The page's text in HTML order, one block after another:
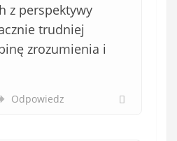
z perspektywy
trudniej
zrozumienia i
Odpowiedz